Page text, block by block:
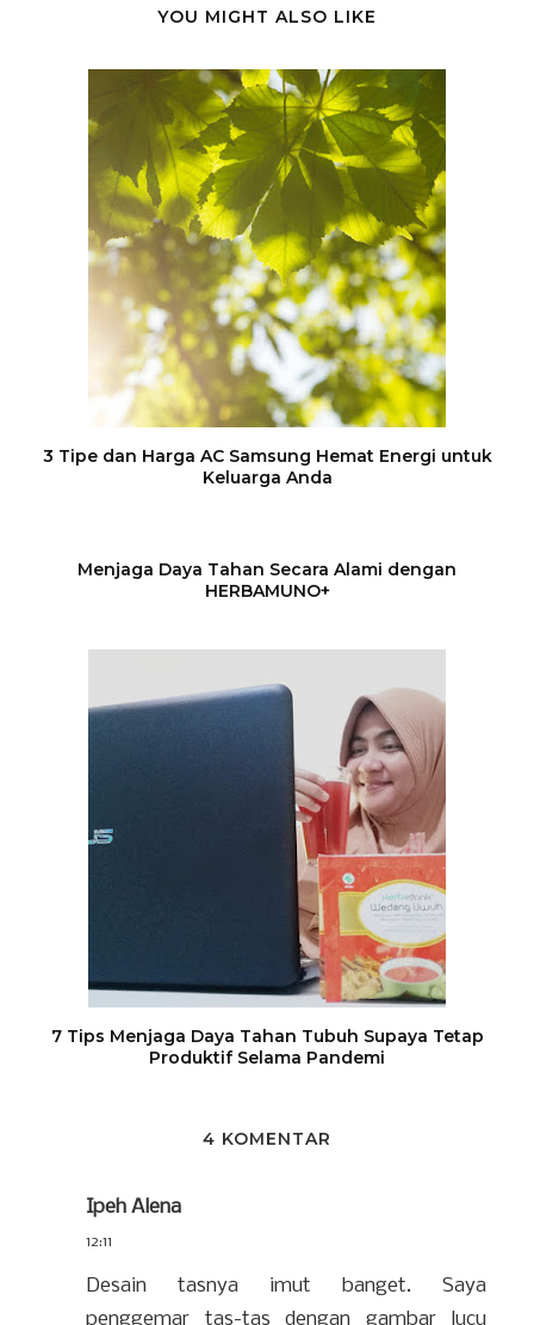
YOU MIGHT ALSO LIKE
3 Tipe dan Harga AC Samsung Hemat Energi untuk
Keluarga Anda
Menjaga Daya Tahan Secara Alami dengan
HERBAMUNO+
7 Tips Menjaga Daya Tahan Tubuh Supaya Tetap
Produktif Selama Pandemi
4 KOMENTAR
Ipeh Alena
12:11
Desain tasnya imut banget. Saya
penggemar tas-tas dengan gambar lucu